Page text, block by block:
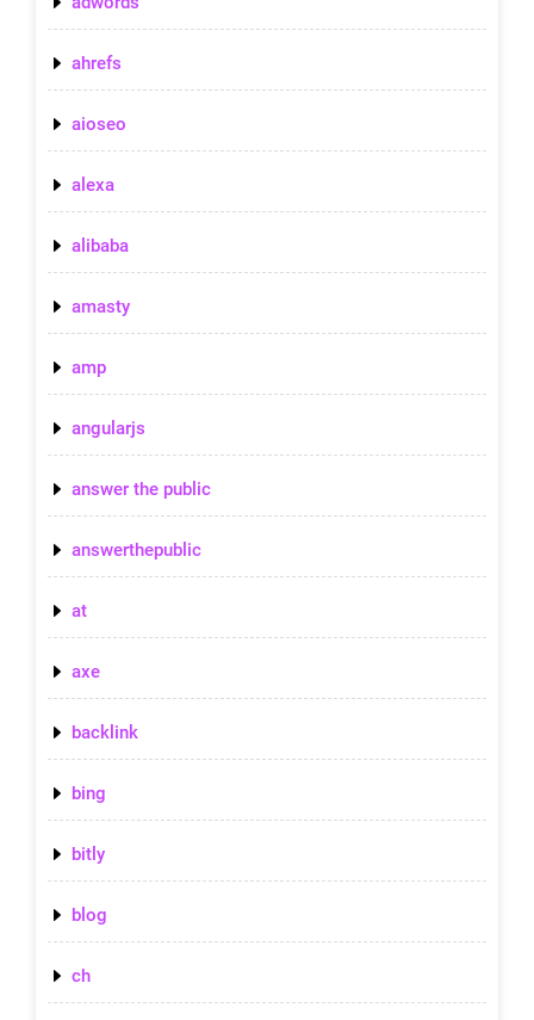
ahrefs
aioseo
alexa
alibaba
amasty
amp
angularjs
answer the public
answerthepublic
at
axe
backlink
bing
bitly
blog
ch